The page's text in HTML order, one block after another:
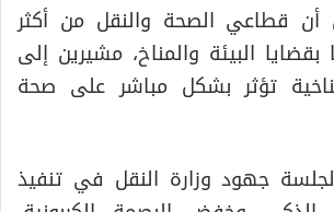
أن قطاعي الصحة والنقل من أكثر
بقضايا البيئة والمناخ، مشيرين إلى
تؤثر بشكل مباشر على صحة
جهود وزارة النقل في تنفيذ